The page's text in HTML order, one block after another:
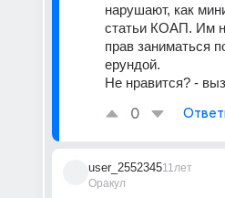
нарушают, как
статьи КОАП. Им
прав заниматься
ерундой.
Не нравится? -
0
user_2552345
Оракул
11лет